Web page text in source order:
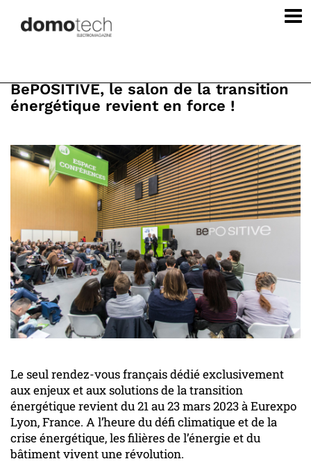
BePOSITIVE, le salon de la transition
énergétique revient en force !
Le seul rendez-vous français dédié exclusivement
aux enjeux et aux solutions de la transition
énergétique revient du 21 au 23 mars 2023 à Eurexpo
Lyon, France. A l’heure du défi climatique et de la
crise énergétique, les filières de l’énergie et du
bâtiment vivent une révolution.